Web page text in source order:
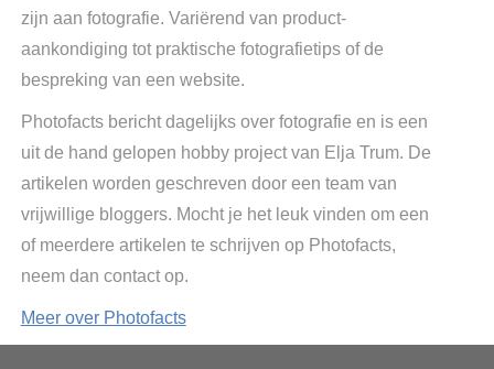
zijn aan fotografie. Variërend van product-
aankondiging tot praktische fotografietips of de
bespreking van een website.
Photofacts bericht dagelijks over fotografie en is een
uit de hand gelopen hobby project van Elja Trum. De
artikelen worden geschreven door een team van
vrijwillige bloggers. Mocht je het leuk vinden om een
of meerdere artikelen te schrijven op Photofacts,
neem dan contact op.
Meer over Photofacts